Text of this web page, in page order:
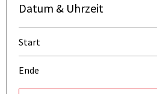
Datum & Uhrzeit
Start
Ende